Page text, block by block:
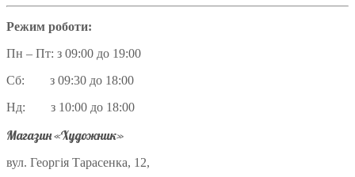
Режим роботи:
Пн – Пт: з 09:00 до 19:00
Сб: з 09:30 до 18:00
Нд: з 10:00 до 18:00
Магазин «Художник»
вул. Георгія Тарасенка, 12,